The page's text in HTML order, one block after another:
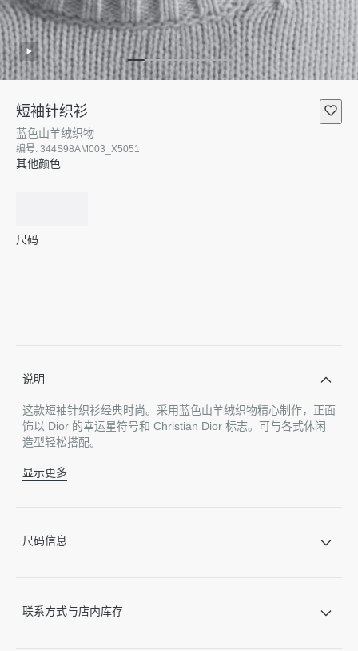
短袖针织衫
蓝色山羊绒织物
编号: 344S98AM003_X5051
其他颜色
尺码
说明
这款短袖针织衫经典时尚。采用蓝色山羊绒织物精心制作，正面
饰以 Dior 的幸运星符号和 Christian Dior 标志。可与各式休闲
造型轻松搭配。
正面饰以 Christian Dior 标志和星星嵌花编织图案
意大利制造
精心护理，温和干洗
在色差、尺码误差、成分含量误差或其他细节误差，网站展示的
产品图片可能与产品实际外观不一致，以产品实物为准。如有相
显示更多
尺码信息
联系方式与店内库存